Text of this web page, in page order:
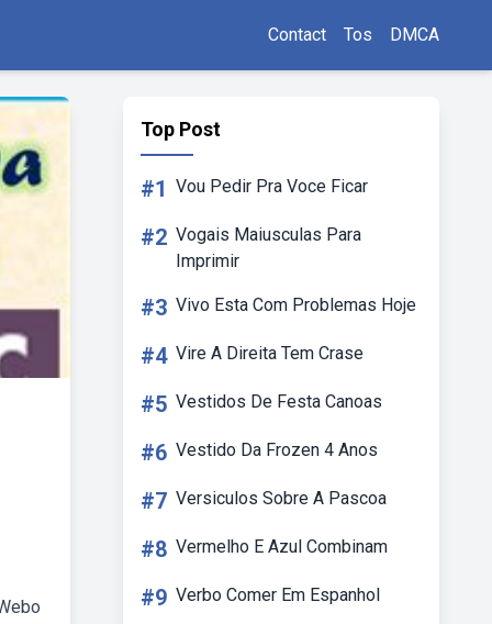
Contact Tos DMCA
Top Post
#1 Vou Pedir Pra Voce Ficar
#2 Vogais Maiusculas Para
Imprimir
#3 Vivo Esta Com Problemas Hoje
#4 Vire A Direita Tem Crase
#5 Vestidos De Festa Canoas
#6 Vestido Da Frozen 4 Anos
#7 Versiculos Sobre A Pascoa
#8 Vermelho E Azul Combinam
#9 Verbo Comer Em Espanhol